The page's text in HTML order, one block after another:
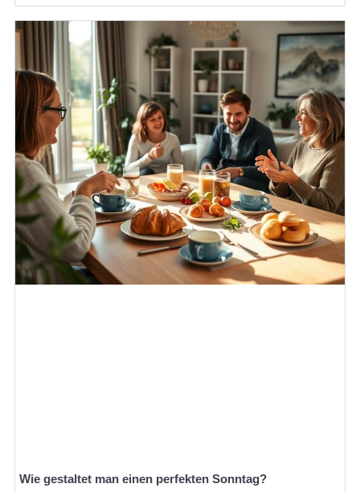
Wie gestaltet man einen perfekten Sonntag?